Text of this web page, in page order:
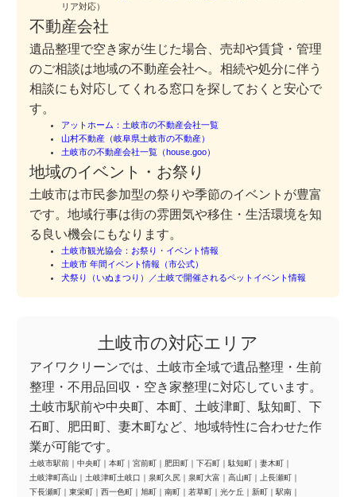
リア対応）
不動産会社
遺品整理で空き家が生じた場合、売却や賃貸・管理
のご相談は地域の不動産会社へ。相続や処分に伴う
相談にも対応してくれる窓口を探しておくと安心で
す。
アットホーム：土岐市の不動産会社一覧
山村不動産（岐阜県土岐市の不動産）
土岐市の不動産会社一覧（house.goo）
地域のイベント・お祭り
土岐市は市民参加型の祭りや季節のイベントが豊富
です。地域行事は街の雰囲気や移住・生活環境を知
る良い機会にもなります。
土岐市観光協会：お祭り・イベント情報
土岐市 年間イベント情報（市公式）
犬祭り（いぬまつり）／土岐で開催されるペットイベント情報
土岐市の対応エリア
アイワクリーンでは、土岐市全域で遺品整理・生前
整理・不用品回収・空き家整理に対応しています。
土岐市駅前や中央町、本町、土岐津町、駄知町、下
石町、肥田町、妻木町など、地域特性に合わせた作
業が可能です。
土岐市駅前 ｜ 中央町 ｜ 本町 ｜ 宮前町 ｜ 肥田町 ｜ 下石町 ｜ 駄知町 ｜ 妻木町 ｜
土岐津町高山 ｜ 土岐津町土岐口 ｜ 泉町久尻 ｜ 泉町大富 ｜ 高山町 ｜ 上長瀬町 ｜
下長瀬町 ｜ 東栄町 ｜ 西一色町 ｜ 旭町 ｜ 南町 ｜ 若草町 ｜ 光ケ丘 ｜ 新町 ｜ 駅南 ｜